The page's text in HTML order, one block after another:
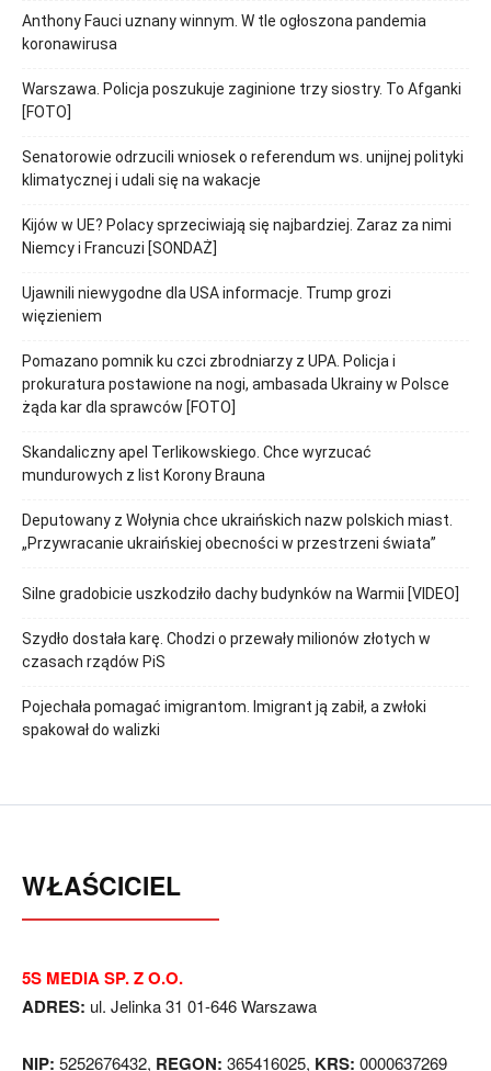
Anthony Fauci uznany winnym. W tle ogłoszona pandemia
koronawirusa
Warszawa. Policja poszukuje zaginione trzy siostry. To Afganki
[FOTO]
Senatorowie odrzucili wniosek o referendum ws. unijnej polityki
klimatycznej i udali się na wakacje
Kijów w UE? Polacy sprzeciwiają się najbardziej. Zaraz za nimi
Niemcy i Francuzi [SONDAŻ]
Ujawnili niewygodne dla USA informacje. Trump grozi
więzieniem
Pomazano pomnik ku czci zbrodniarzy z UPA. Policja i
prokuratura postawione na nogi, ambasada Ukrainy w Polsce
żąda kar dla sprawców [FOTO]
Skandaliczny apel Terlikowskiego. Chce wyrzucać
mundurowych z list Korony Brauna
Deputowany z Wołynia chce ukraińskich nazw polskich miast.
„Przywracanie ukraińskiej obecności w przestrzeni świata”
Silne gradobicie uszkodziło dachy budynków na Warmii [VIDEO]
Szydło dostała karę. Chodzi o przewały milionów złotych w
czasach rządów PiS
Pojechała pomagać imigrantom. Imigrant ją zabił, a zwłoki
spakował do walizki
WŁAŚCICIEL
5S MEDIA SP. Z O.O.
ADRES: ul. Jelinka 31 01-646 Warszawa
NIP: 5252676432, REGON: 365416025, KRS: 0000637269